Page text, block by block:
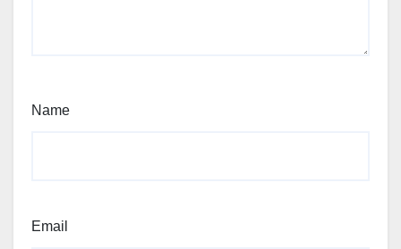
Name
Email